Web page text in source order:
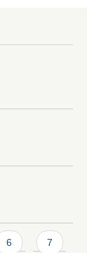
6 7